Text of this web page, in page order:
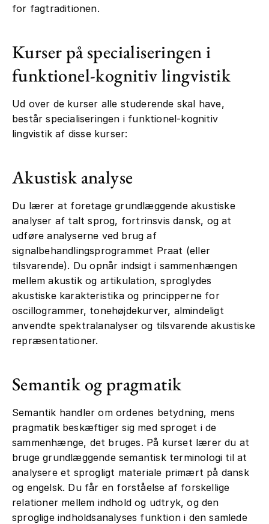
for fagtraditionen.
Kurser på specialiseringen i
funktionel-kognitiv lingvistik
Ud over de kurser alle studerende skal have,
består specialiseringen i funktionel-kognitiv
lingvistik af disse kurser:
Akustisk analyse
Du lærer at foretage grundlæggende akustiske
analyser af talt sprog, fortrinsvis dansk, og at
udføre analyserne ved brug af
signalbehandlingsprogrammet Praat (eller
tilsvarende). Du opnår indsigt i sammenhængen
mellem akustik og artikulation, sproglydes
akustiske karakteristika og principperne for
oscillogrammer, tonehøjdekurver, almindeligt
anvendte spektralanalyser og tilsvarende akustiske
repræsentationer.
Semantik og pragmatik
Semantik handler om ordenes betydning, mens
pragmatik beskæftiger sig med sproget i de
sammenhænge, det bruges. På kurset lærer du at
bruge grundlæggende semantisk terminologi til at
analysere et sprogligt materiale primært på dansk
og engelsk. Du får en forståelse af forskellige
relationer mellem indhold og udtryk, og den
sproglige indholdsanalyses funktion i den samlede